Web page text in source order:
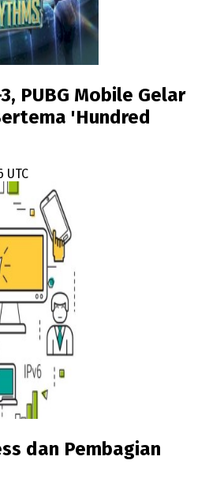
PUBG Mobile Gelar
'Hundred
UTC
dan Pembagian